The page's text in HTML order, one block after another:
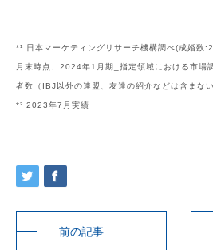
*¹ 日本マーケティングリサーチ機構調べ(成婚
月末時点、2024年1月期_指定領域における市
者数（IBJ以外の連盟、友達の紹介などは含まない
*² 2023年7月実績
前の記事